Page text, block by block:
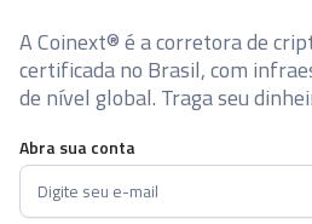
A Coinext® é a corretora de
certificada no Brasil, com
de nível global. Traga seu
Abra sua conta